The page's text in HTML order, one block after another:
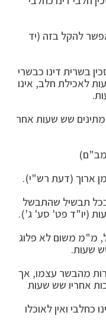
להקל בזה (יד
בשרית דינו כבשרי
לאכילת חלב, אינו
שש שעות אחר
ארוך (דעת רש"י).
תבשיל שהתבשל
(יו"ד פט' סע' ג').
מ"מ משום לא פלוג
שעות.
מהבשר עצמו, אך
אחריו שש שעות
כחלבי ואין לאוכלו